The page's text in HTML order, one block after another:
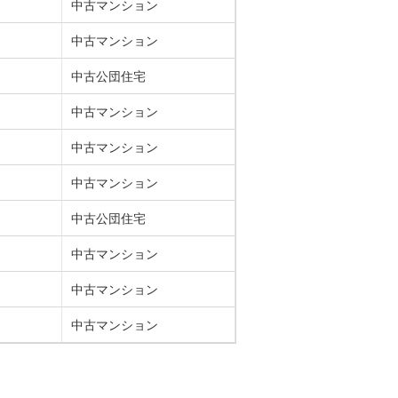
中古マンション
中古マンション
中古公団住宅
中古マンション
中古マンション
中古マンション
中古公団住宅
中古マンション
中古マンション
中古マンション